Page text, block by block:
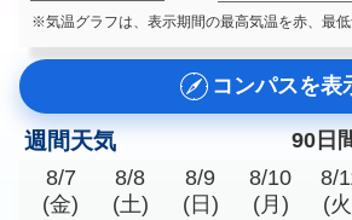
※気温グラフは、表示期間の最高気温を赤、最低
コンパスを表
週間天気
90日
8/7
(金)
8/8
(土)
8/9
(日)
8/10
(月)
8/
(